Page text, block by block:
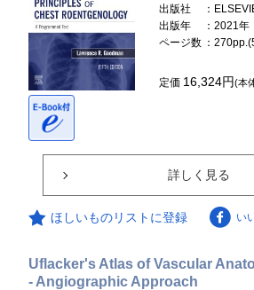
出版社
：
出版年
：2021年
ページ数 ：
定価 16,324円(本
詳しく見る
ほしいものリストに登録 い
Uflacker's Atlas of Vascular
- Angiographic Approach